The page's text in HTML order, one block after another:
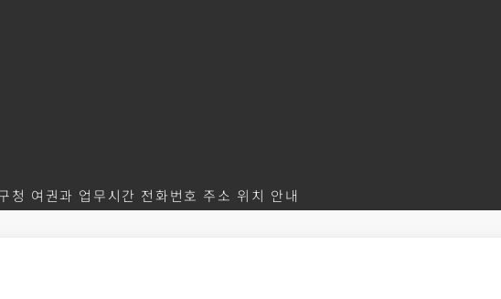
청 여권과 업무시간 전화번호 주소 위치 안내